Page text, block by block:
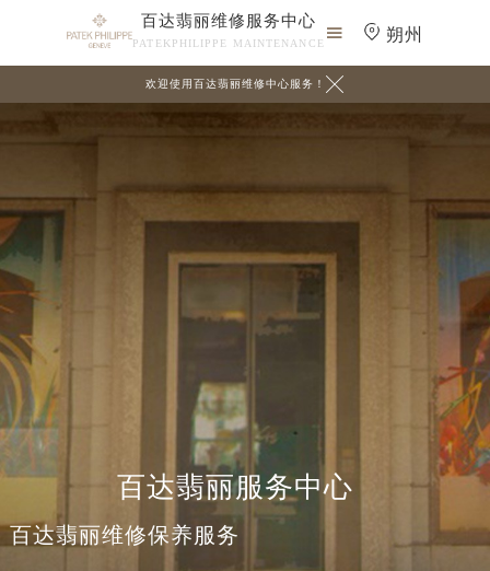
百达翡丽维修服务中心
PATEKPHILIPPE MAINTENANCE
 朔州
欢迎使用百达翡丽维修中心服务！ 
百达翡丽服务中心
百达翡丽维修保养服务